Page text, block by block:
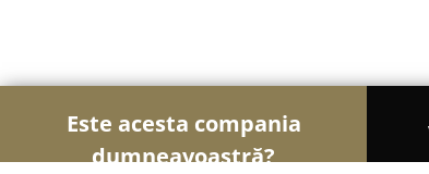
Este acesta compania
dumneavoastră?